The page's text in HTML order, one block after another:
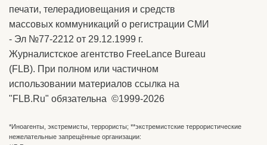
печати, телерадиовещания и средств
массовых коммуникаций о регистрации СМИ
- Эл №77-2212 от 29.12.1999 г.
Журналистское агентство FreeLance Bureau
(FLB). При полном или частичном
использовании материалов ссылка на
"FLB.Ru" обязательна ©1999-2026
*Иноагенты, экстремисты, террористы; **экстремистские террористические
нежелательные запрещённые организации: